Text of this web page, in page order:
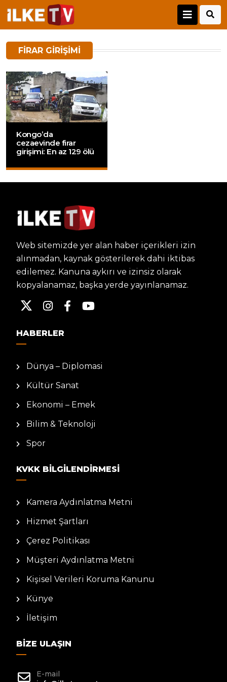
FIRAR GIRIŞIMI
Kongo’da
cezaevinde firar
girişimi: En az 129 ölü
Web sitemizde yer alan haber içerikleri izin
alınmadan, kaynak gösterilerek dahi iktibas
edilemez. Kanuna aykırı ve izinsiz olarak
kopyalanamaz, başka yerde yayınlanamaz.
HABERLER
Dünya – Diplomasi
Kültür Sanat
Ekonomi – Emek
Bilim & Teknoloji
Spor
KVKK BILGILENDIRMESI
Kamera Aydınlatma Metni
Hizmet Şartları
Çerez Politikası
Müşteri Aydınlatma Metni
Kişisel Verileri Koruma Kanunu
Künye
İletişim
BIZE ULAŞIN
E-mail